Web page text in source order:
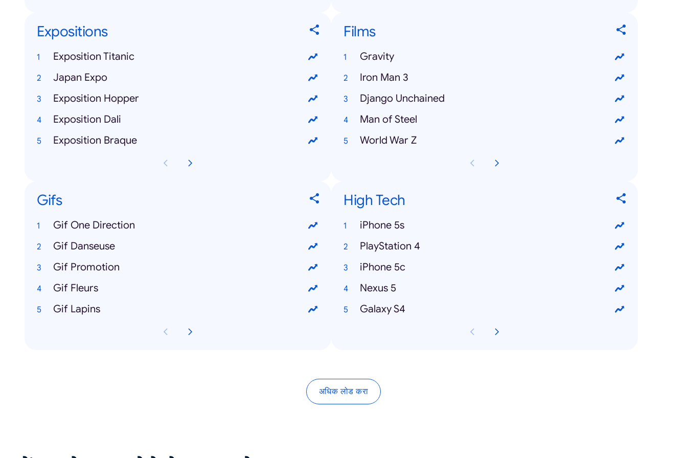
Expositions
Exposition Titanic
Japan Expo
Exposition Hopper
Exposition Dali
Exposition Braque
Films
Gravity
Iron Man 3
Django Unchained
Man of Steel
World War Z
Gifs
Gif One Direction
Gif Danseuse
Gif Promotion
Gif Fleurs
Gif Lapins
High Tech
iPhone 5s
PlayStation 4
iPhone 5c
Nexus 5
Galaxy S4
अधिक लोड करा